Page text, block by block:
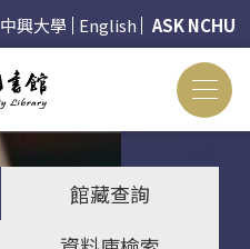
中興大學 English ASK NCHU
館藏查詢